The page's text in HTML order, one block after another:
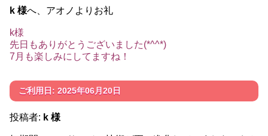
k 様へ、アオノよりお礼
k様
先日もありがとうございました(*^^*)
7月も楽しみにしてますね！
ご利用日: 2025年06月20日
投稿者: k 様